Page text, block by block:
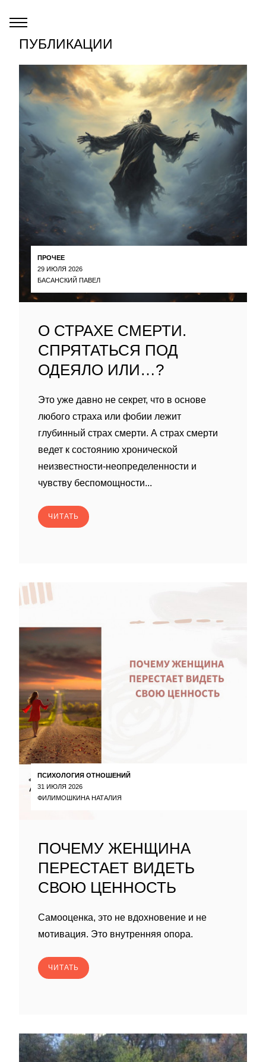
ПУБЛИКАЦИИ
ПРОЧЕЕ
29 ИЮЛЯ 2026
БАСАНСКИЙ ПАВЕЛ
О СТРАХЕ СМЕРТИ.
СПРЯТАТЬСЯ ПОД
ОДЕЯЛО ИЛИ…?
Это уже давно не секрет, что в основе
любого страха или фобии лежит
глубинный страх смерти. А страх смерти
ведет к состоянию хронической
неизвестности-неопределенности и
чувству беспомощности...
ЧИТАТЬ
ПСИХОЛОГИЯ ОТНОШЕНИЙ
31 ИЮЛЯ 2026
ФИЛИМОШКИНА НАТАЛИЯ
ПОЧЕМУ ЖЕНЩИНА
ПЕРЕСТАЕТ ВИДЕТЬ
СВОЮ ЦЕННОСТЬ
Самооценка, это не вдохновение и не
мотивация. Это внутренняя опора.
ЧИТАТЬ